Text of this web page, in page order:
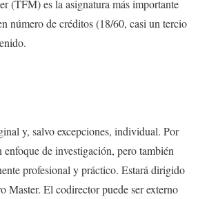
(TFM) es la asignatura más importante
número de créditos (18/60, casi un tercio
y, salvo excepciones, individual. Por
enfoque de investigación, pero también
profesional y práctico. Estará dirigido
Master. El codirector puede ser externo